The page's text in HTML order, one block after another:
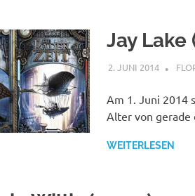
Jay Lake
2. JUNI 2014
Am 1. Juni 2014
Alter von
WEITERLESEN